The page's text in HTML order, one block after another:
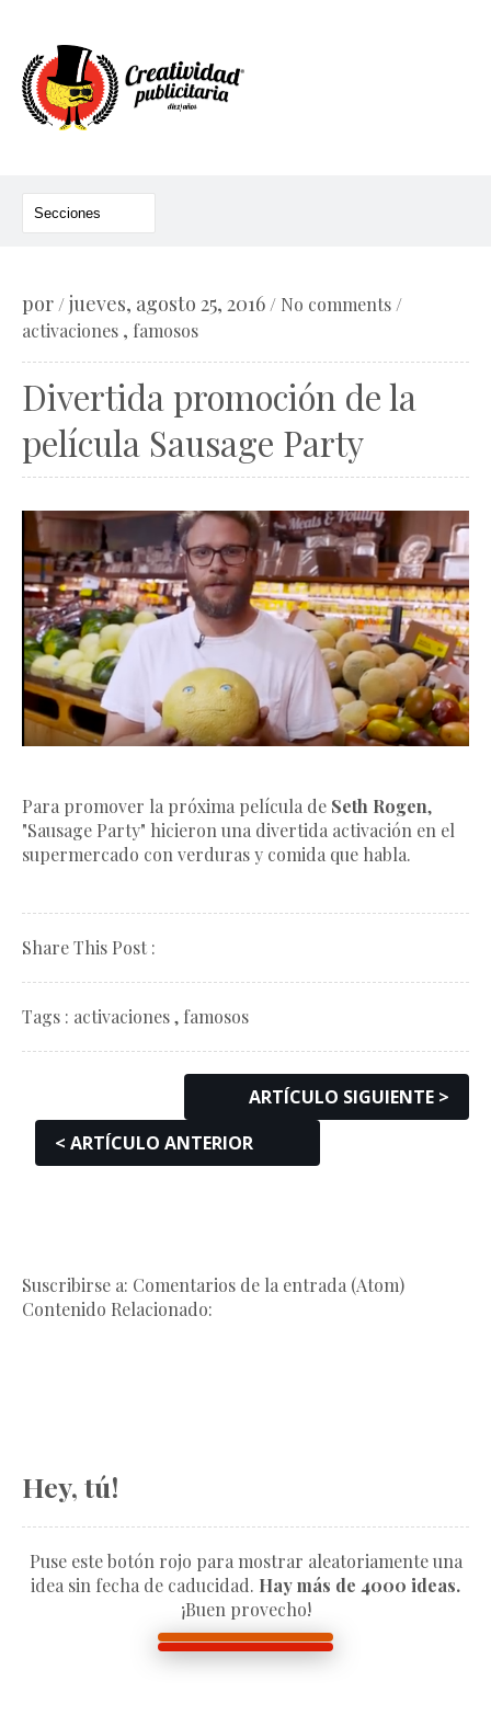
por /jueves, agosto 25, 2016 / No comments /
activaciones , famosos
Divertida promoción de la
película Sausage Party
Para promover la próxima película de Seth Rogen,
"Sausage Party" hicieron una divertida activación en el
supermercado con verduras y comida que habla.
Share This Post :
Tags : activaciones, famosos
ARTÍCULO SIGUIENTE >
< ARTÍCULO ANTERIOR
Suscribirse a: Comentarios de la entrada (Atom)
Contenido Relacionado:
Hey, tú!
Puse este botón rojo para mostrar aleatoriamente una
idea sin fecha de caducidad. Hay más de 4000 ideas.
¡Buen provecho!